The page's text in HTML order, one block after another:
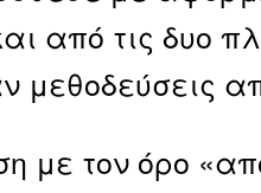
από τις δυο
μεθοδεύσεις
με τον όρο